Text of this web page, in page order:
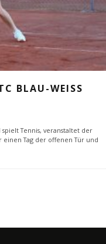
BLAU-WEISS W
Tennis, veranstaltet der
einen Tag der offenen Tür und